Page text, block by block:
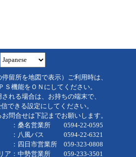
留所を地図で表示）ご利用時は、
機能をＯＮにしてください。
れる場合は、お持ちの端末で、
できる設定にしてください。
問合せは下記までお願いします。
名営業所 0594-22-0595
0594-22-6321
日市営業所 059-323-0808
ア：中勢営業所 059-233-3501